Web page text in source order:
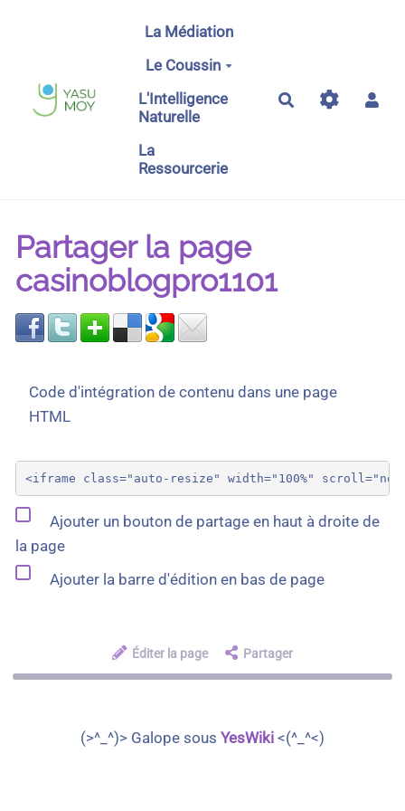
Aller au contenu principal
La Médiation
Le Coussin
L'Intelligence
Naturelle
La
Ressourcerie
Rechercher
Partager la page
casinoblogpro1101
Code d'intégration de contenu dans une page
HTML
Ajouter un bouton de partage en haut à droite de
la page
Ajouter la barre d'édition en bas de page
Éditer la page Partager
(>^_^)> Galope sous YesWiki <(^_^<)